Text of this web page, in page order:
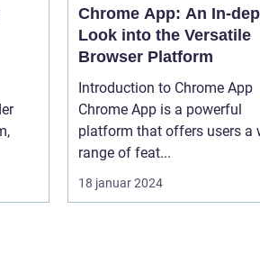
Chrome App: An In-
Look into the Versatile
Browser Platform
Introduction to Chrome App
Chrome App is a powerful
platform that offers users a
range of feat...
18 januar 2024